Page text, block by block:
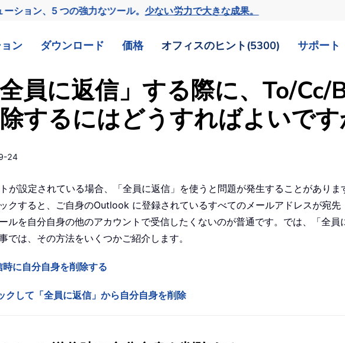
ション、5 つの強力なツール。少ない労力で大きな成果。
ン ダウンロード 価格 オフィスのヒント(5300) サポート
員に返信」する際に、To/Cc/
するにはどうすればよいで
24
が設定されている場合、「全員に返信」を使うと問題が発生することがあり
クすると、ご自身のOutlook に登録されているすべてのメールアドレスが宛
ルを自分自身の他のアカウントで受信したくないのが普通です。では、「全
では、その方法をいくつかご紹介します。
に自分自身を削除する
して「全員に返信」から自分自身を削除